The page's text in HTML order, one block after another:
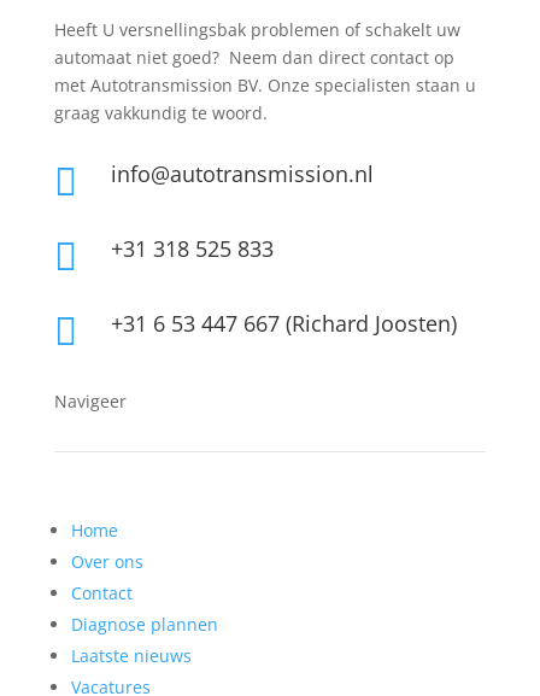
Heeft U versnellingsbak problemen of schakelt uw
automaat niet goed? Neem dan direct contact op
met Autotransmission BV. Onze specialisten staan u
graag vakkundig te woord.
 info@autotransmission.nl
 +31 318 525 833
 +31 6 53 447 667 (Richard Joosten)
Navigeer
Home
Over ons
Contact
Diagnose plannen
Laatste nieuws
Vacatures